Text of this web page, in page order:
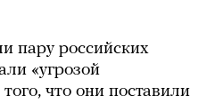
пару российских
«угрозой
что они поставили